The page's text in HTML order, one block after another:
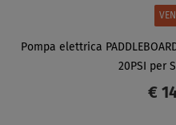
Pompa elettrica
20PSI per
€